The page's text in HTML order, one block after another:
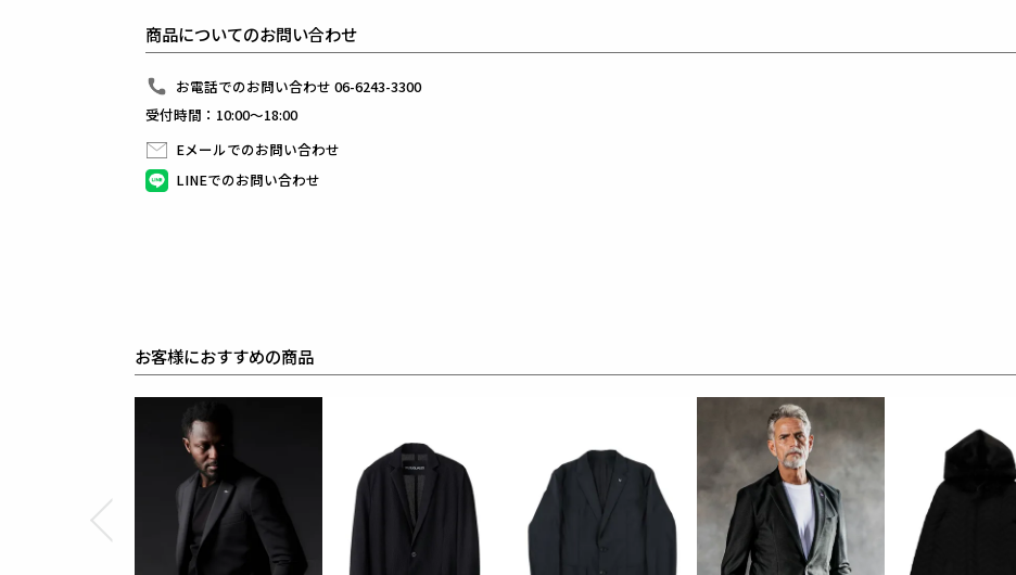
AMFミシン(手縫い風ミシン)を使用し、手仕事の柔らかさや温かみを再現したステッチのことです。
1piu1uguale3が得意とするシャープで美しいシルエットに加え、
ストレッチ素材と3Dパターン＆立体裁断により、
細身ながらストレスのない着心地をキープしてくれます。
また、1piu1uguale3オリジナルの折鶴ピンをラペルに付属しています。
組下のパンツはCOMFYセットアップのパンツ同型のセンタープレス入り、
裾はダブル仕上げで美脚シルエットのスラックスです。
生産国：日本
綺麗目な外観、ふんわりとした柔らかなタッチと
2WAYストレッチによる快適な履き心地を実現したソフトフランネル素材です。
身体からの水分を吸収して発熱する機能素材です。
商品についてのお問い合わせ
お電話でのお問い合わせ 06-6243-3300
受付時間：10:00～18:00
Eメールでのお問い合わせ
LINEでのお問い合わせ